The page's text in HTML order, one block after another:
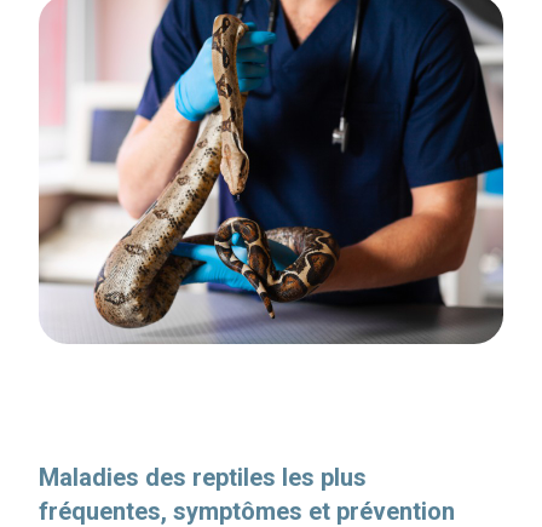
Maladies des reptiles les plus
fréquentes, symptômes et prévention